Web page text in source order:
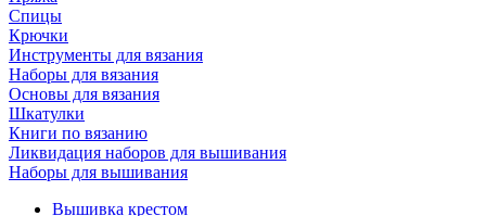
Спицы
Крючки
Инструменты для вязания
Наборы для вязания
Основы для вязания
Шкатулки
Книги по вязанию
Ликвидация наборов для вышивания
Наборы для вышивания
Вышивка крестом